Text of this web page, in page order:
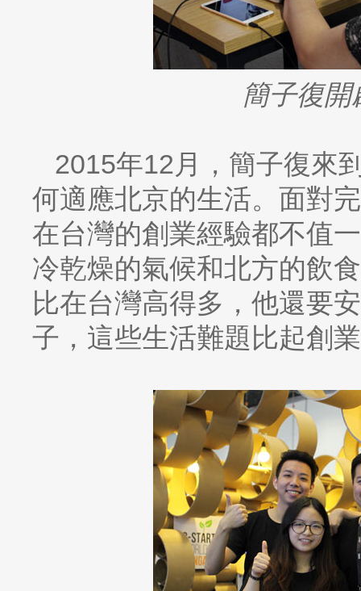
簡子復
2015年12月，簡子復來
何適應北京的生活。面對
在台灣的創業經驗都不值
冷乾燥的氣候和北方的飲
比在台灣高得多，他還要
子，這些生活難題比起創